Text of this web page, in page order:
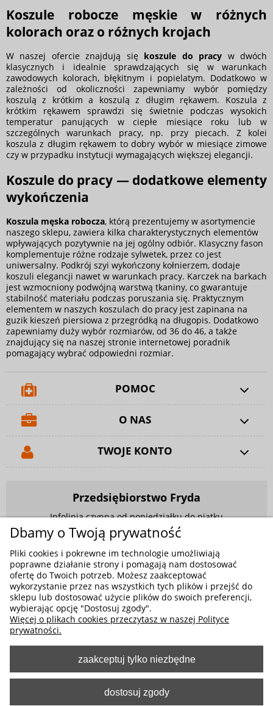
Koszule robocze męskie w różnych
kolorach oraz o różnych krojach
W naszej ofercie znajdują się koszule do pracy w dwóch
klasycznych i idealnie sprawdzających się w warunkach
zawodowych kolorach, błękitnym i popielatym. Dodatkowo w
zależności od okoliczności zapewniamy wybór pomiędzy
koszulą z krótkim a koszulą z długim rękawem. Koszula z
krótkim rękawem sprawdzi się świetnie podczas wysokich
temperatur panujących w ciepłe miesiące roku lub w
szczególnych warunkach pracy, np. przy piecach. Z kolei
koszula z długim rękawem to dobry wybór w miesiące zimowe
czy w przypadku instytucji wymagających większej elegancji.
Koszule do pracy — dodatkowe elementy
wykończenia
Koszula męska robocza, którą prezentujemy w asortymencie
naszego sklepu, zawiera kilka charakterystycznych elementów
wpływających pozytywnie na jej ogólny odbiór. Klasyczny fason
komplementuje różne rodzaje sylwetek, przez co jest
uniwersalny. Podkrój szyi wykończony kołnierzem, dodaje
koszuli elegancji nawet w warunkach pracy. Karczek na barkach
jest wzmocniony podwójną warstwą tkaniny, co gwarantuje
stabilność materiału podczas poruszania się. Praktycznym
elementem w naszych koszulach do pracy jest zapinana na
guzik kieszeń piersiowa z przegródką na długopis. Dodatkowo
zapewniamy duży wybór rozmiarów, od 36 do 46, a także
znajdujący się na naszej stronie internetowej poradnik
pomagający wybrać odpowiedni rozmiar.
POMOC
O NAS
TWOJE KONTO
Przedsiębiorstwo Fryda
Infolinia czynna od poniedziałku do piątku
w godzinach 9.00 - 17.00
881 703 704
E-mail:sklep@fryda.com.pl
Sklepy stacjonarne:
ul. Składowa 26, 34-400 Nowy Targ
ul. Żywiecka 91, 43-300 Bielsko-Biała
MOŻLIWE FORMY PŁATNOŚCI
Dbamy o Twoją prywatność
Pliki cookies i pokrewne im technologie umożliwiają
poprawne działanie strony i pomagają nam dostosować
ofertę do Twoich potrzeb. Możesz zaakceptować
wykorzystanie przez nas wszystkich tych plików i przejść do
sklepu lub dostosować użycie plików do swoich preferencji,
wybierając opcję "Dostosuj zgody".
Więcej o plikach cookies przeczytasz w naszej Polityce
prywatności.
zaakceptuj tylko niezbędne
dostosuj zgody